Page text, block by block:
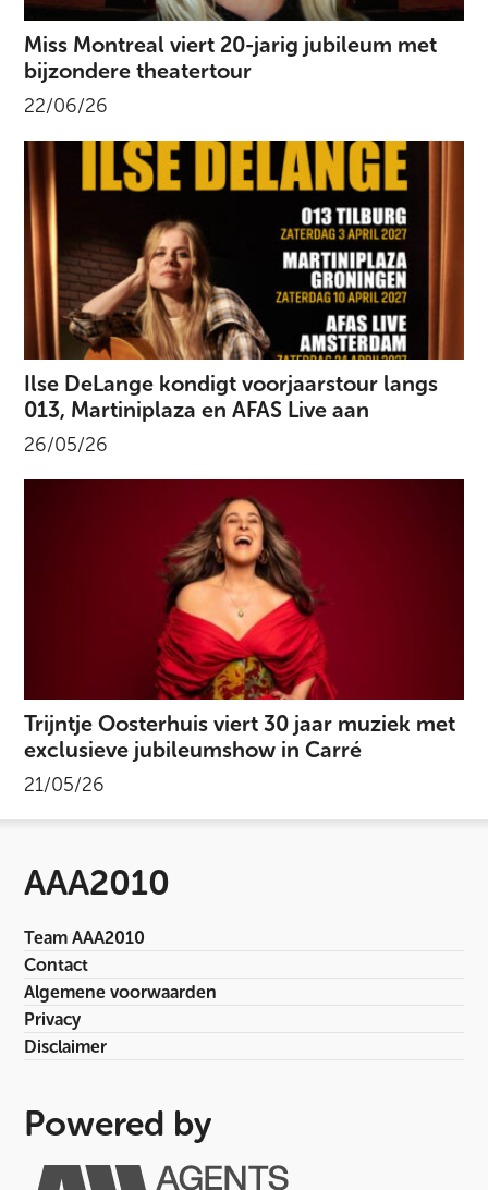
Miss Montreal viert 20-jarig jubileum met
bijzondere theatertour
22/06/26
Ilse DeLange kondigt voorjaarstour langs
013, Martiniplaza en AFAS Live aan
26/05/26
Trijntje Oosterhuis viert 30 jaar muziek met
exclusieve jubileumshow in Carré
21/05/26
AAA2010
Team AAA2010
Contact
Algemene voorwaarden
Privacy
Disclaimer
Powered by